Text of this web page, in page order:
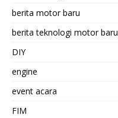
berita motor baru
berita teknologi motor baru
DIY
engine
event acara
FIM